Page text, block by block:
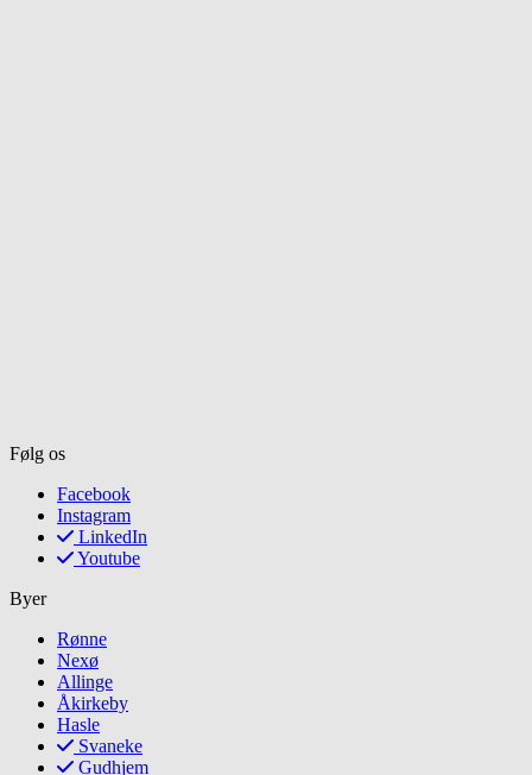
Følg os
Facebook
Instagram
LinkedIn
Youtube
Byer
Rønne
Nexø
Allinge
Åkirkeby
Hasle
Svaneke
Gudhjem